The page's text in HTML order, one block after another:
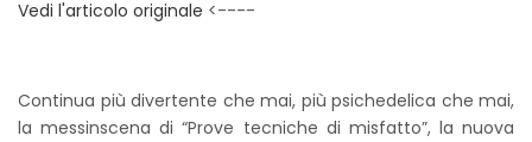
Vedi l'articolo originale <----
Continua più divertente che mai, più psichedelica che mai,
la messinscena di “Prove tecniche di misfatto”, la nuova